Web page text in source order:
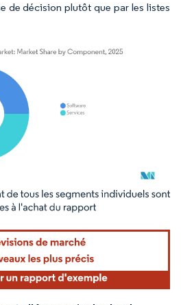
de décision plutôt que par les listes
réutilisation nécessite une attribution sous CC BY